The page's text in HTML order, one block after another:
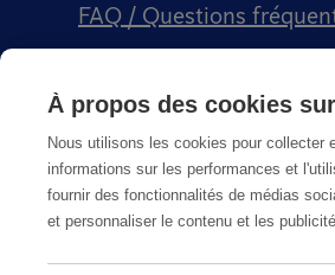
FAQ / Questions
Conditions générales de
À propos des cookies
Nous utilisons les cookies pour collecter
informations sur les performances et
fournir des fonctionnalités de médias
et personnaliser le contenu et les